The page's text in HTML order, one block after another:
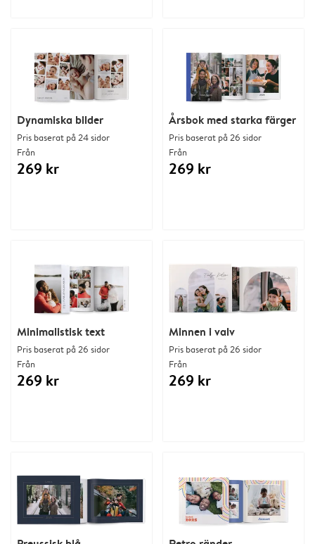
Minimalistisk text
Pris baserat på 26 sidor
Från
269 kr
Dynamiska bilder
Pris baserat på 24 sidor
Från
269 kr
Årsbok med starka färger
Pris baserat på 26 sidor
Från
269 kr
Minnen i valv
Pris baserat på 26 sidor
Från
269 kr